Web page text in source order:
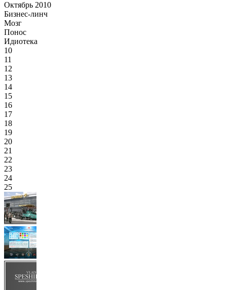
Октябрь 2010
Бизнес-линч
Мозг
Понос
Идиотека
10
11
12
13
14
15
16
17
18
19
20
21
22
23
24
25